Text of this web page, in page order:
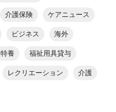
介護保険 ケアニュース
ビジネス 海外
特養 福祉用具貸与
レクリエーション 介護